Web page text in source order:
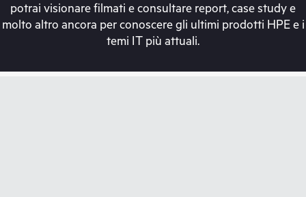
Il carrello è attualmente
potrai visionare filmati e consultare report, case study e
molto altro ancora per conoscere gli ultimi prodotti HPE e i
temi IT più attuali.